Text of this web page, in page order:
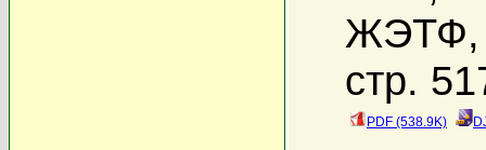
ЖЭТФ,
стр.
PDF (538.9K)